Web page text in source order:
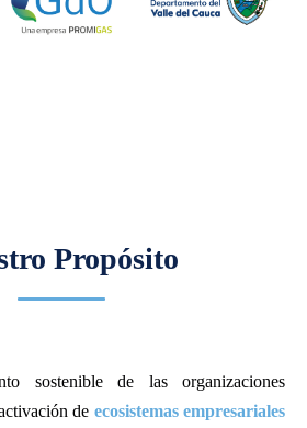
Propósito
sostenible de las organizaciones
de ecosistemas empresariales